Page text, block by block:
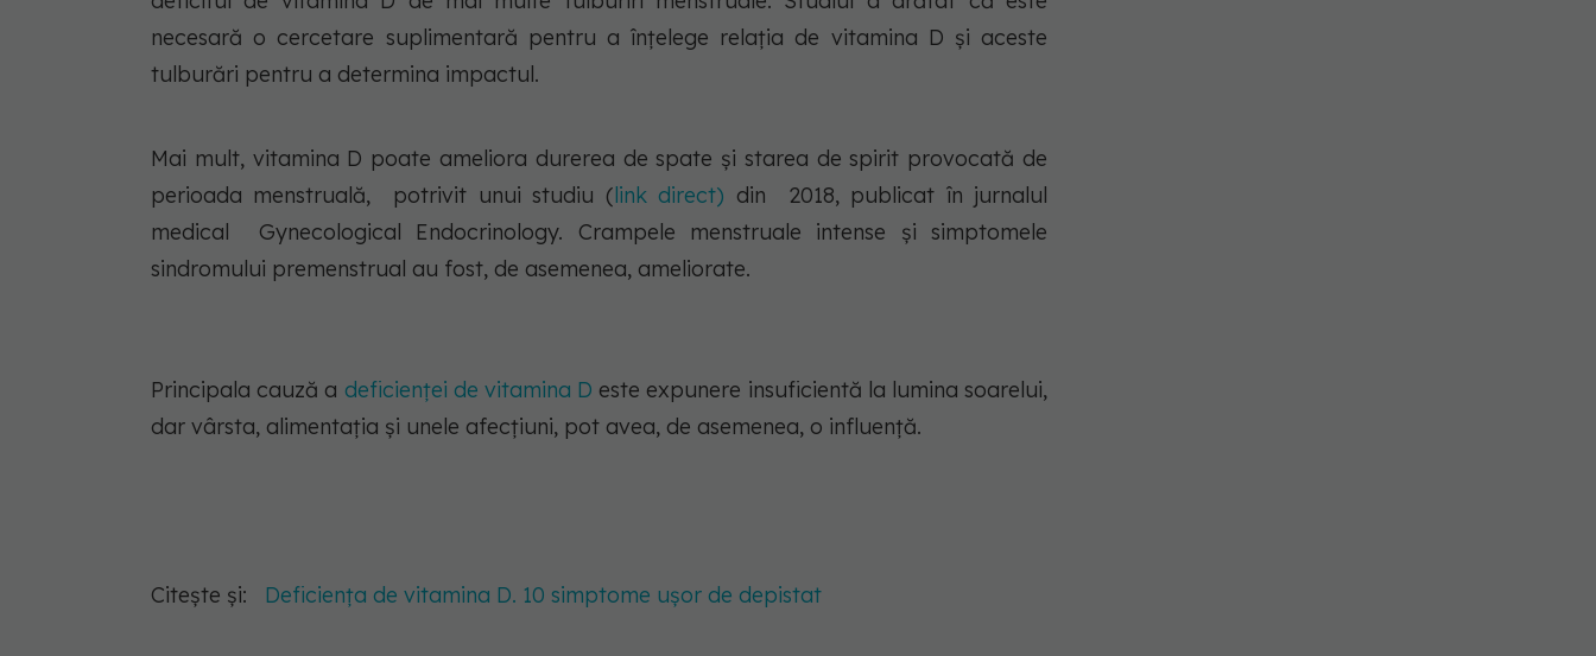
necesară o cercetare suplimentară pentru a înțelege relația de vitamina D și aceste
tulburări pentru a determina impactul.
Mai mult, vitamina D poate ameliora durerea de spate și starea de spirit provocată de
perioada menstruală, potrivit unui studiu (link direct) din 2018, publicat în jurnalul
medical Gynecological Endocrinology. Crampele menstruale intense și simptomele
sindromului premenstrual au fost, de asemenea, ameliorate.
Principala cauză a deficienței de vitamina D este expunere insuficientă la lumina soarelui,
dar vârsta, alimentația și unele afecțiuni, pot avea, de asemenea, o influență.
Citește și: Deficiența de vitamina D. 10 simptome ușor de depistat